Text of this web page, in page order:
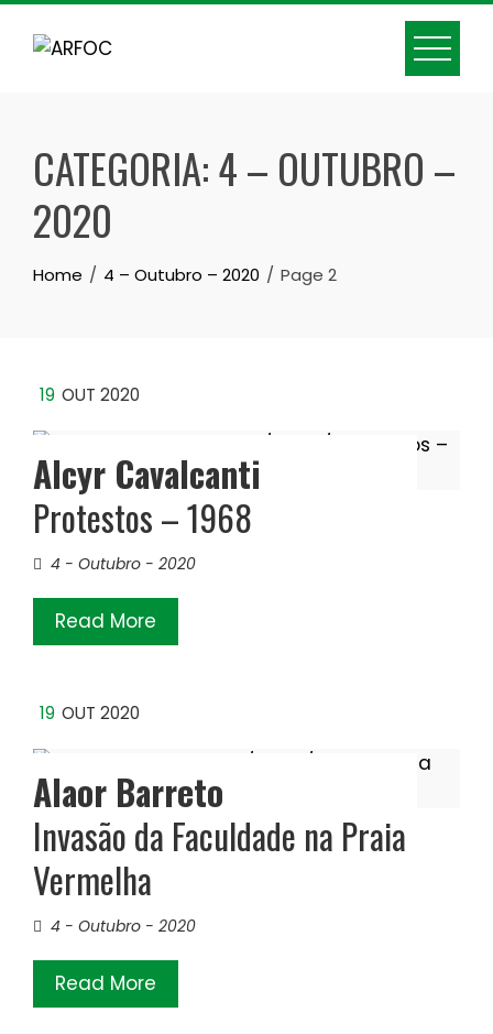
Skip
CATEGORIA:4 – OUTUBRO –
2020
Home 4 – Outubro – 2020 Page 2
19 OUT 2020
Alcyr Cavalcanti
Protestos – 1968
4 - Outubro - 2020
Read More
19 OUT 2020
Alaor Barreto
Invasão da Faculdade na Praia
Vermelha
4 - Outubro - 2020
Read More